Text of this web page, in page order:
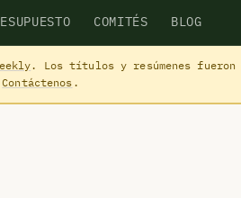
COMITÉS BLOG
. Los títulos y resúmenes fueron
Contáctenos.